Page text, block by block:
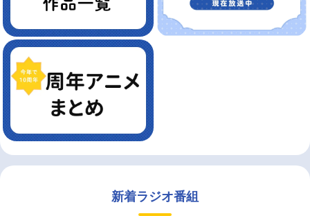
新着ラジオ番組